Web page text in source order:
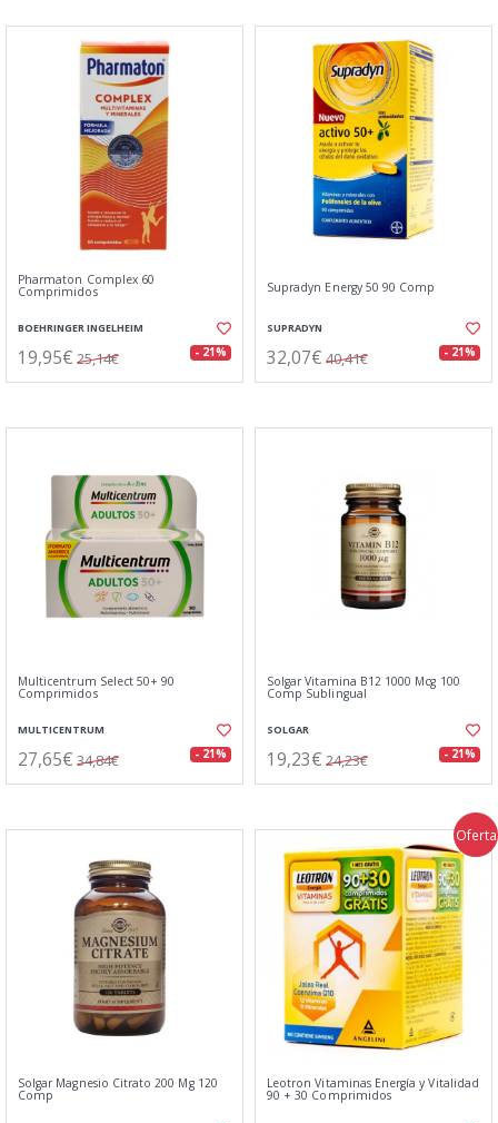
Pharmaton Complex 60
Comprimidos
BOEHRINGER INGELHEIM
19,95€ 25,14€ - 21%
Supradyn Energy 50 90 Comp
SUPRADYN
32,07€ 40,41€ - 21%
Multicentrum Select 50+ 90
Comprimidos
MULTICENTRUM
27,65€ 34,84€ - 21%
Solgar Vitamina B12 1000 Mcg 100
Comp Sublingual
SOLGAR
19,23€ 24,23€ - 21%
Solgar Magnesio Citrato 200 Mg 120
Comp
Oferta
Leotron Vitaminas Energía y Vitalidad
90 + 30 Comprimidos